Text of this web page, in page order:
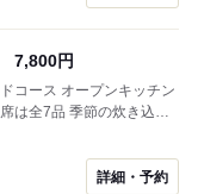
7,800円
ンキッチン
節の炊き込み
詳細・予約